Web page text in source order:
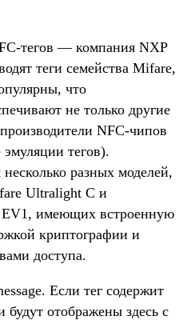
тегов — компания NXP
теги семейства Mifare,
что
не только другие
NFC-чипов
тегов).
разных моделей,
Ultralight C и
EV1, имеющих встроенную
криптографии и
доступа.
Если тег содержит
отображены здесь с